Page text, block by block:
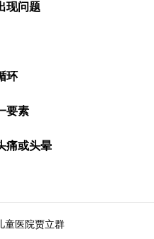
现问题
环
要素
痛或头晕
童医院贾立群